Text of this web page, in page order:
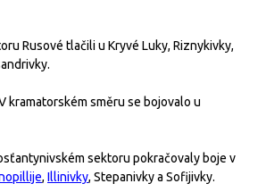
Rusové tlačili u Kryvé Luky, Riznykivky,
kramatorském směru se bojovalo u
sektoru pokračovaly boje v
, Illinivky, Stepanivky a Sofijivky.